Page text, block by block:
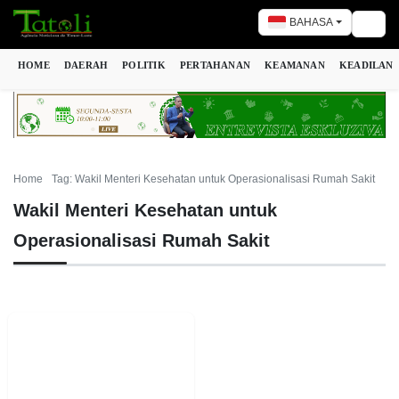
BAHASA
HOME DAERAH POLITIK PERTAHANAN KEAMANAN KEADILAN
Home Tag: Wakil Menteri Kesehatan untuk Operasionalisasi Rumah Sakit
Wakil Menteri Kesehatan untuk
Operasionalisasi Rumah Sakit